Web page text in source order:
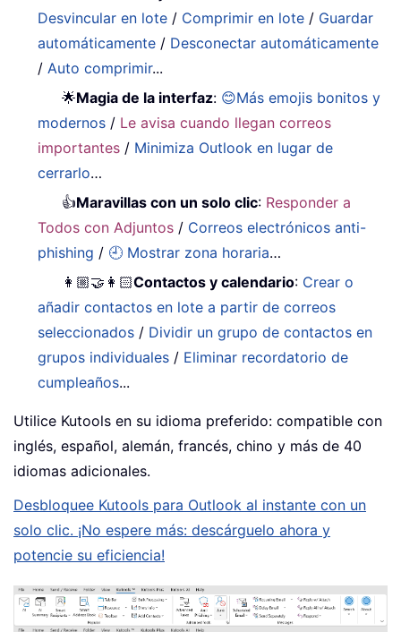
Desvincular en lote / Comprimir en lote / Guardar
automáticamente / Desconectar automáticamente
/ Auto comprimir...
🌟Magia de la interfaz: 😊Más emojis bonitos y
modernos / Le avisa cuando llegan correos
importantes / Minimiza Outlook en lugar de
cerrarlo…
👍Maravillas con un solo clic: Responder a
Todos con Adjuntos / Correos electrónicos anti-
phishing / 🕘 Mostrar zona horaria…
👩🏼‍🤝‍👩🏻Contactos y calendario: Crear o
añadir contactos en lote a partir de correos
seleccionados / Dividir un grupo de contactos en
grupos individuales / Eliminar recordatorio de
cumpleaños...
Utilice Kutools en su idioma preferido: compatible con
inglés, español, alemán, francés, chino y más de 40
idiomas adicionales.
Desbloquee Kutools para Outlook al instante con un
solo clic. ¡No espere más: descárguelo ahora y
potencie su eficiencia!